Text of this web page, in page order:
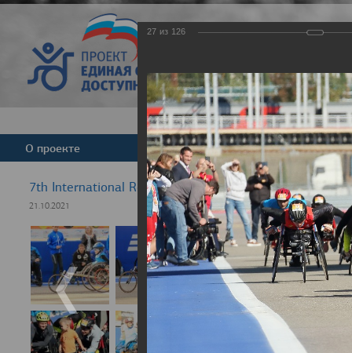
Версия для
О проекте Команда Новости
7th International Rezept-Sport Wheelchair Half
21.10.2021
27 из 126